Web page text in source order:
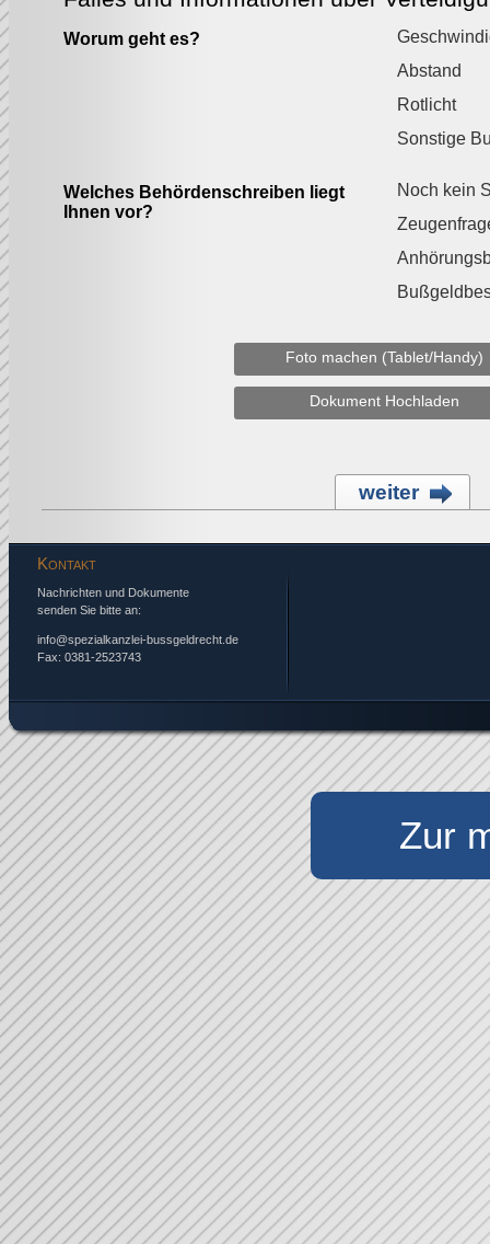
Worum geht es?
Abstand
Rotlicht
Sonstige
Welches Behördenschreiben liegt
Ihnen vor?
Noch kein
Foto machen (Tablet/Handy)
Dokument Hochladen
weiter
Kontakt
Nachrichten und Dokumente
senden Sie bitte an:
info@spezialkanzlei-bussgeldrecht.de
Fax: 0381-2523743
Zur